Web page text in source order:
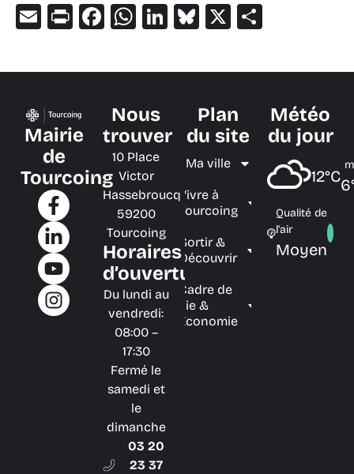
EmailPrintFacebook
WhatsApp
LinkedIn
Bluesky
X
Mairie
de
Tourcoing
Nous
trouver
10 Place
Victor
Hassebroucq
59200
Tourcoing
Horaires
d’ouverture
Du lundi au
vendredi:
08:00 –
17:30
Fermé le
samedi et
le
dimanche
03 20
23 37
Plan
du site
Ma ville
Vivre à
Tourcoing
Sortir &
Découvrir
Cadre de
vie &
Économie
Météo
du jour
12°C
Qualité de
l'air
Moyen